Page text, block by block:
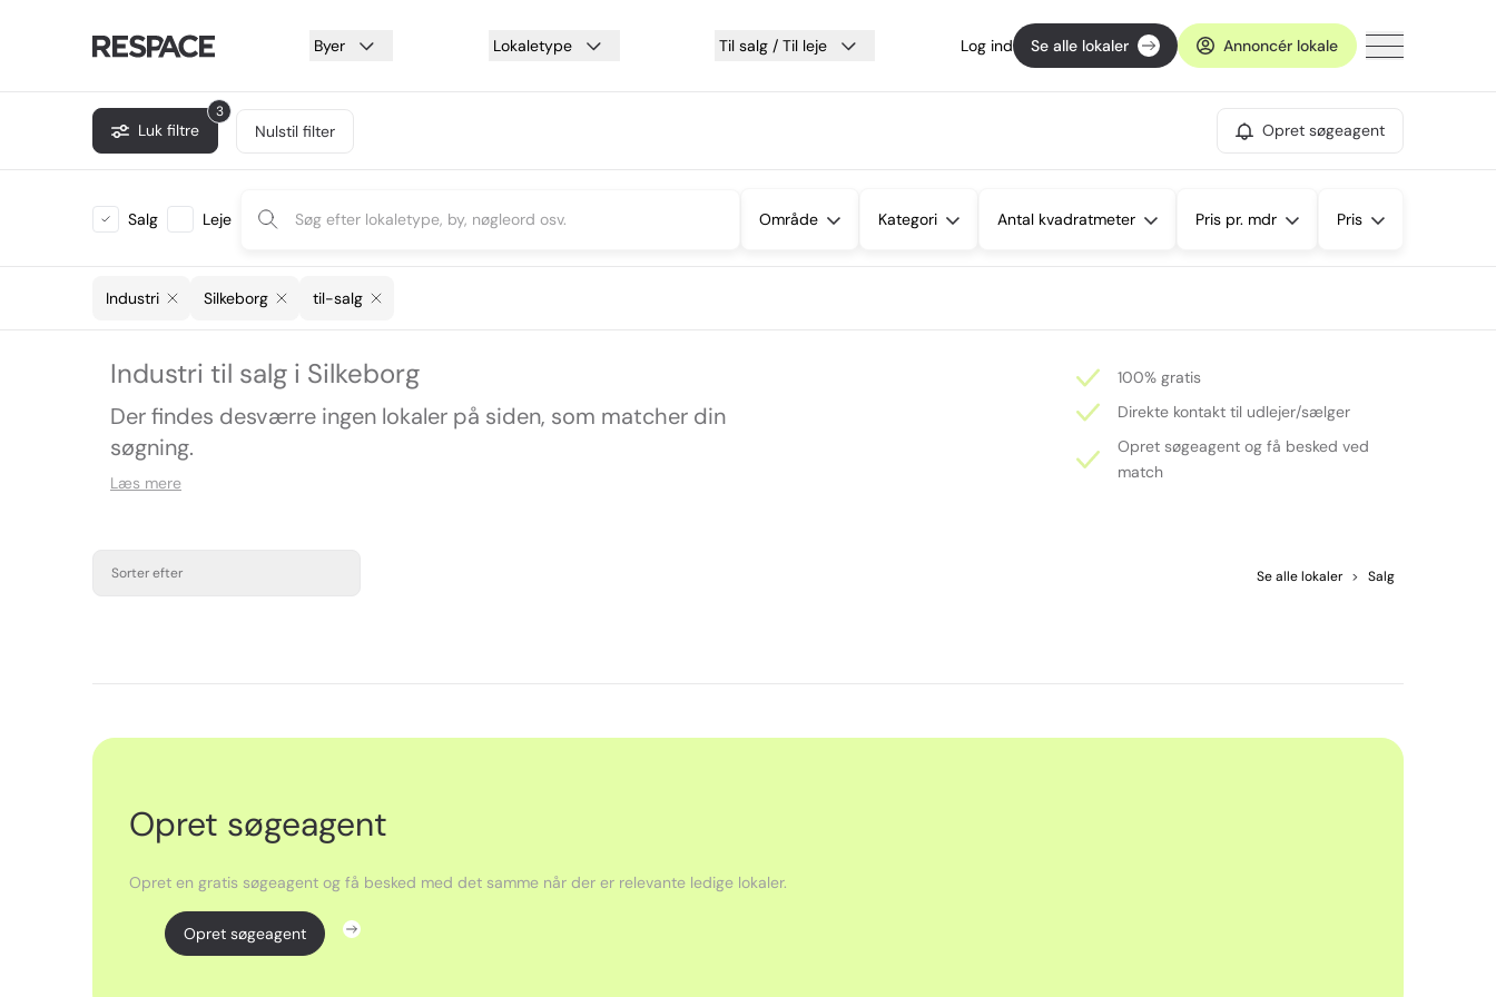
Byer Lokaletype Til salg / Til leje Log ind Se alle lokaler Annoncér lokale
3
Luk filtre Nulstil filter Opret søgeagent
Salg Leje Område Kategori Antal kvadratmeter Pris pr. mdr Pris
Industri Silkeborg til-salg
Industri til salg i Silkeborg
Der findes desværre ingen lokaler på siden, som matcher din
søgning.
Læs mere
100% gratis
Direkte kontakt til udlejer/sælger
Opret søgeagent og få besked ved
match
Sorter efter Se alle lokaler > Salg
Opret søgeagent
Opret en gratis søgeagent og få besked med det samme når der er relevante ledige lokaler.
Opret søgeagent